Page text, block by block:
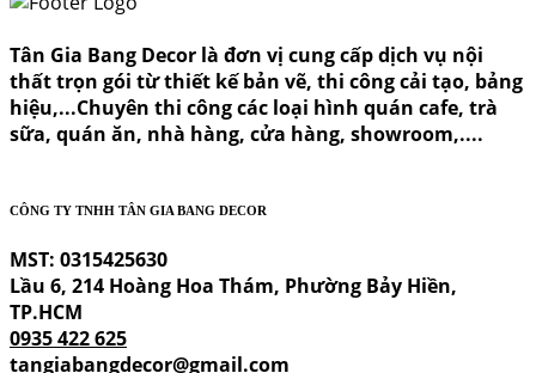
Tân Gia Bang Decor là đơn vị cung cấp dịch vụ nội
thất trọn gói từ thiết kế bản vẽ, thi công cải tạo, bảng
hiệu,...Chuyên thi công các loại hình quán cafe, trà
sữa, quán ăn, nhà hàng, cửa hàng, showroom,....
CÔNG TY TNHH TÂN GIA BANG DECOR
MST: 0315425630
Lầu 6, 214 Hoàng Hoa Thám, Phường Bảy Hiền,
TP.HCM
0935 422 625
tangiabangdecor@gmail.com